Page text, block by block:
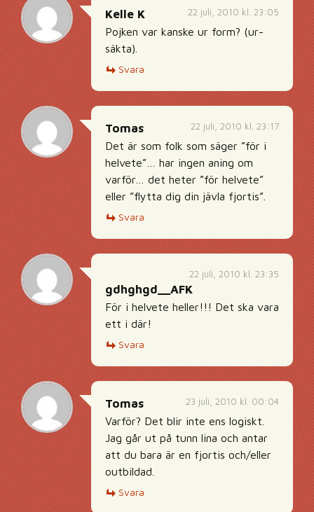
22 juli, 2010 kl. 23:05
Kelle K
Pojken var kanske ur form? (ur-
säkta).
Svara
22 juli, 2010 kl. 23:17
Tomas
Det är som folk som säger ”för i
helvete”… har ingen aning om
varför… det heter ”för helvete”
eller ”flytta dig din jävla fjortis”.
Svara
22 juli, 2010 kl. 23:35
gdhghgd__AFK
För i helvete heller!!! Det ska vara
ett i där!
Svara
23 juli, 2010 kl. 00:04
Tomas
Varför? Det blir inte ens logiskt.
Jag går ut på tunn lina och antar
att du bara är en fjortis och/eller
outbildad.
Svara